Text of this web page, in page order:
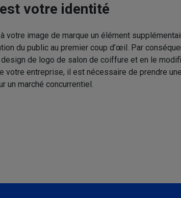
votre identité
à votre image de marque un élément
du public au premier coup d’œil. Par
de logo de salon de coiffure et en le
votre entreprise, il est nécessaire de prendre une
un marché concurrentiel.